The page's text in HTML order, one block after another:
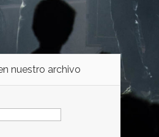
nuestro archivo